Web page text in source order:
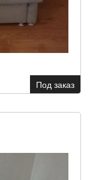
Под заказ